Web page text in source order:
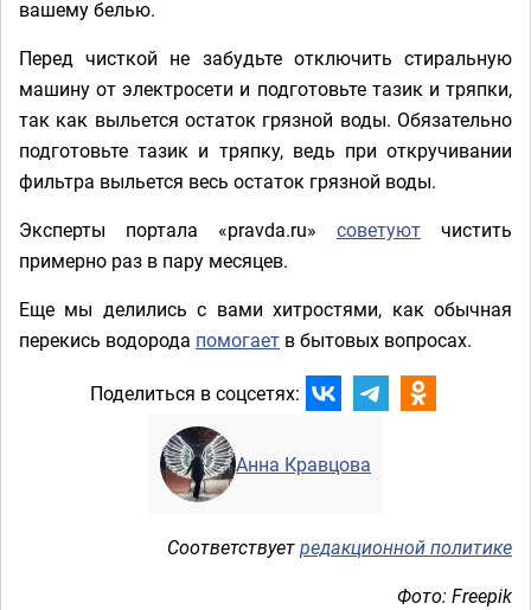
вашему белью.
Перед чисткой не забудьте отключить стиральную
машину от электросети и подготовьте тазик и тряпки,
так как выльется остаток грязной воды. Обязательно
подготовьте тазик и тряпку, ведь при откручивании
фильтра выльется весь остаток грязной воды.
Эксперты портала «pravda.ru» советуют чистить
примерно раз в пару месяцев.
Еще мы делились с вами хитростями, как обычная
перекись водорода помогает в бытовых вопросах.
Поделиться в соцсетях:
Анна Кравцова
Соответствуетредакционной политике
Фото: Freepik